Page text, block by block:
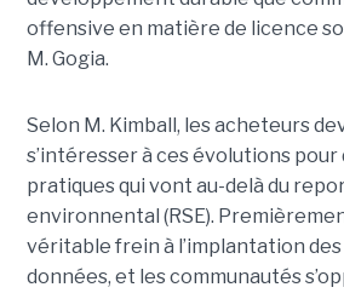
offensive en matière de licence
M. Gogia.
Selon M. Kimball, les acheteurs
s’intéresser à ces évolutions pour
pratiques qui vont au-delà du
environnental (RSE).
véritable frein à l’implantation
données, et les communautés